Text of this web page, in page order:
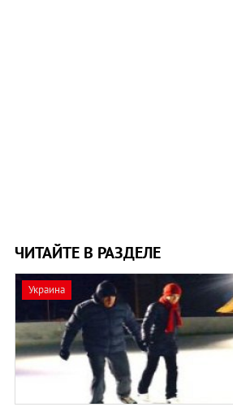
ЧИТАЙТЕ В РАЗДЕЛЕ
Украина